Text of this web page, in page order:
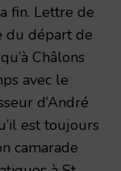
fin. Lettre de
du départ de
Châlons
avec le
d’André
est toujours
camarade